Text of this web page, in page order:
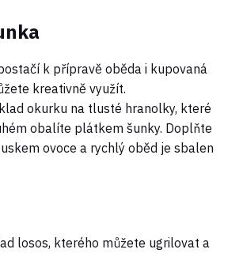
k přípravě oběda i kupovaná
kreativně využít.
okurku na tlusté hranolky, které
obalíte plátkem šunky. Doplňte
ovoce a rychlý oběd je sbalen
losos, kterého můžete ugrilovat a